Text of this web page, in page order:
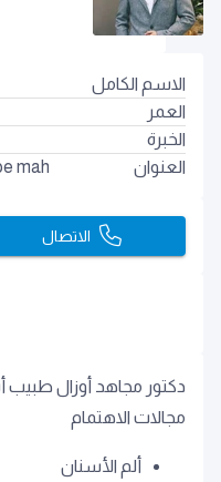
دكتور مجاهد أوزال طبيب
مجالات الاهتمام
ألم الأسنان
الاسم الكامل
العمر
الخبرة
العنوان
mah.
الاتصال